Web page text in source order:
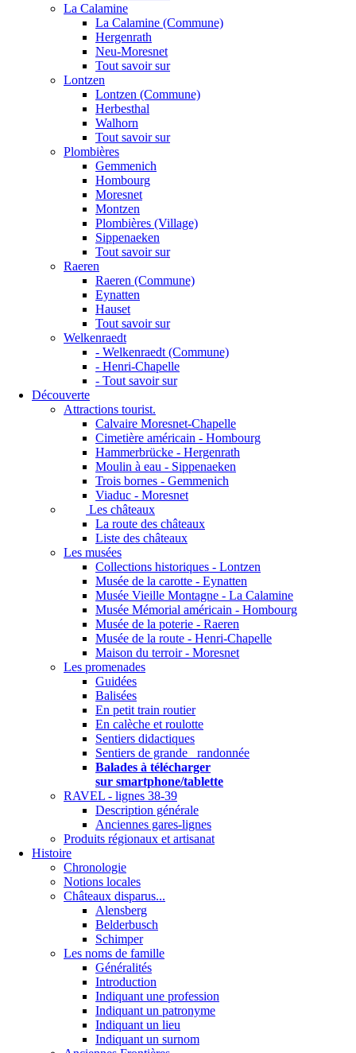
La Calamine
La Calamine (Commune)
Hergenrath
Neu-Moresnet
Tout savoir sur
Lontzen
Lontzen (Commune)
Herbesthal
Walhorn
Tout savoir sur
Plombières
Gemmenich
Hombourg
Moresnet
Montzen
Plombières (Village)
Sippenaeken
Tout savoir sur
Raeren
Raeren (Commune)
Eynatten
Hauset
Tout savoir sur
Welkenraedt
- Welkenraedt (Commune)
- Henri-Chapelle
- Tout savoir sur
Découverte
Attractions tourist.
Calvaire Moresnet-Chapelle
Cimetière américain - Hombourg
Hammerbrücke - Hergenrath
Moulin à eau - Sippenaeken
Trois bornes - Gemmenich
Viaduc - Moresnet
Les châteaux
La route des châteaux
Liste des châteaux
Les musées
Collections historiques - Lontzen
Musée de la carotte - Eynatten
Musée Vieille Montagne - La Calamine
Musée Mémorial américain - Hombourg
Musée de la poterie - Raeren
Musée de la route - Henri-Chapelle
Maison du terroir - Moresnet
Les promenades
Guidées
Balisées
En petit train routier
En calèche et roulotte
Sentiers didactiques
Sentiers de grande randonnée
Balades à télécharger
sur smartphone/tablette
RAVEL - lignes 38-39
Description générale
Anciennes gares-lignes
Produits régionaux et artisanat
Histoire
Chronologie
Notions locales
Châteaux disparus...
Alensberg
Belderbusch
Schimper
Les noms de famille
Généralités
Introduction
Indiquant une profession
Indiquant un patronyme
Indiquant un lieu
Indiquant un surnom